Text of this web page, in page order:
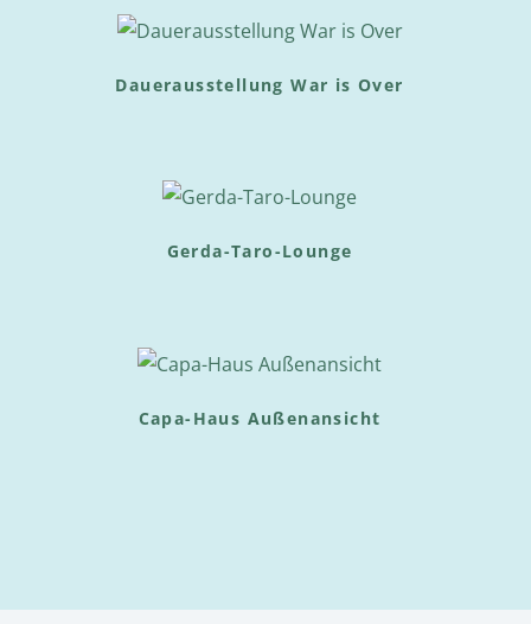
Dauerausstellung War is Over
Gerda-Taro-Lounge
Capa-Haus Außenansicht